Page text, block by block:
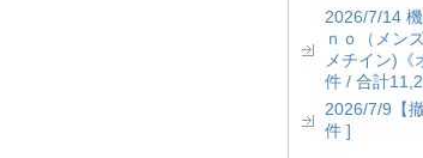
2026/7/14
ｎｏ（メン
メチイン)
件 / 合計
2026/7/9【
件 ]